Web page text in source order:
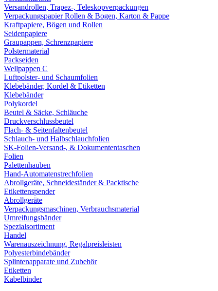
Versandrollen, Trapez-, Teleskopverpackungen
Verpackungspapier Rollen & Bogen, Karton & Pappe
Kraftpapiere, Bögen und Rollen
Seidenpapiere
Graupappen, Schrenzpapiere
Polstermaterial
Packseiden
Wellpappen C
Luftpolster- und Schaumfolien
Klebebänder, Kordel & Etiketten
Klebebänder
Polykordel
Beutel & Säcke, Schläuche
Druckverschlussbeutel
Flach- & Seitenfaltenbeutel
Schlauch- und Halbschlauchfolien
SK-Folien-Versand-, & Dokumententaschen
Folien
Palettenhauben
Hand-Automatenstrechfolien
Abrollgeräte, Schneideständer & Packtische
Etikettenspender
Abrollgeräte
Verpackungsmaschinen, Verbrauchsmaterial
Umreifungsbänder
Spezialsortiment
Handel
Warenauszeichnung, Regalpreisleisten
Polyesterbindebänder
Splintenapparate und Zubehör
Etiketten
Kabelbinder